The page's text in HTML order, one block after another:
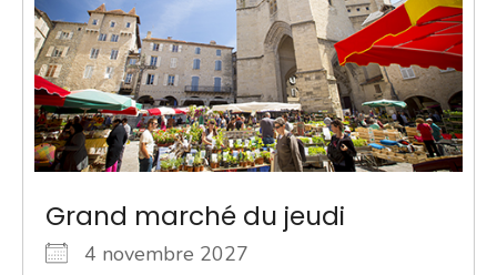
Grand marché du jeudi
4 novembre 2027